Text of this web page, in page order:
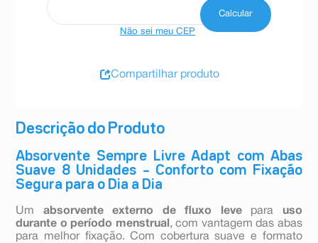
Descrição do Produto
Absorvente Sempre Livre Adapt com Abas
Suave 8 Unidades – Conforto com Fixação
Segura para o Dia a Dia
Um absorvente externo de fluxo levepara uso
durante o período menstrual , com vantagem das abas
para melhor fixação. Com cobertura suave e formato
Não sei meu CEP
Compartilhar produto